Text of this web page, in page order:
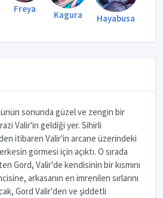
Freya Kagura Hayabusa
sonunda güzel ve zengin bir
Valir'in geldiği yer. Sihirli
itibaren Valir'in arcane üzerindeki
görmesi için açıktı. O sırada
Gord, Valir'de kendisinin bir kısmını
arkasanın en imrenilen sırlarını
Gord Valir'den ve şiddetli